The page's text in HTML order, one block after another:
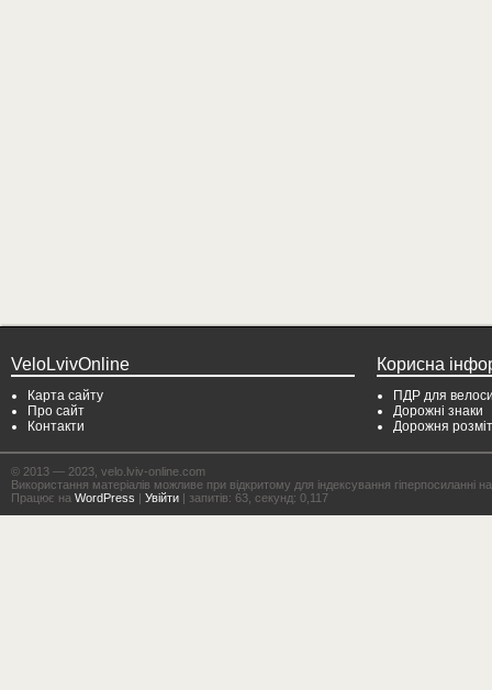
VeloLvivOnline
Карта сайту
Про сайт
Контакти
Корисна
ПДР для
Дорожні знаки
Дорожня
© 2013 — 2023, velo.lviv-online.com
Використання матеріалів можливе при відкритому для індексування гіперпосиланні
Працює на WordPress | Увійти | запитів: 63, секунд: 0,117